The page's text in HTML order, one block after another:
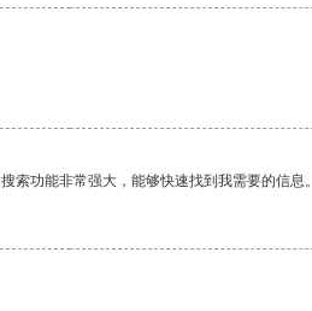
功能非常强大，能够快速找到我需要的信息。